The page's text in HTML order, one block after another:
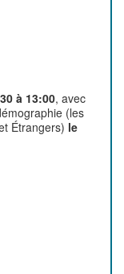
à 13:00, avec
(les
Étrangers) le